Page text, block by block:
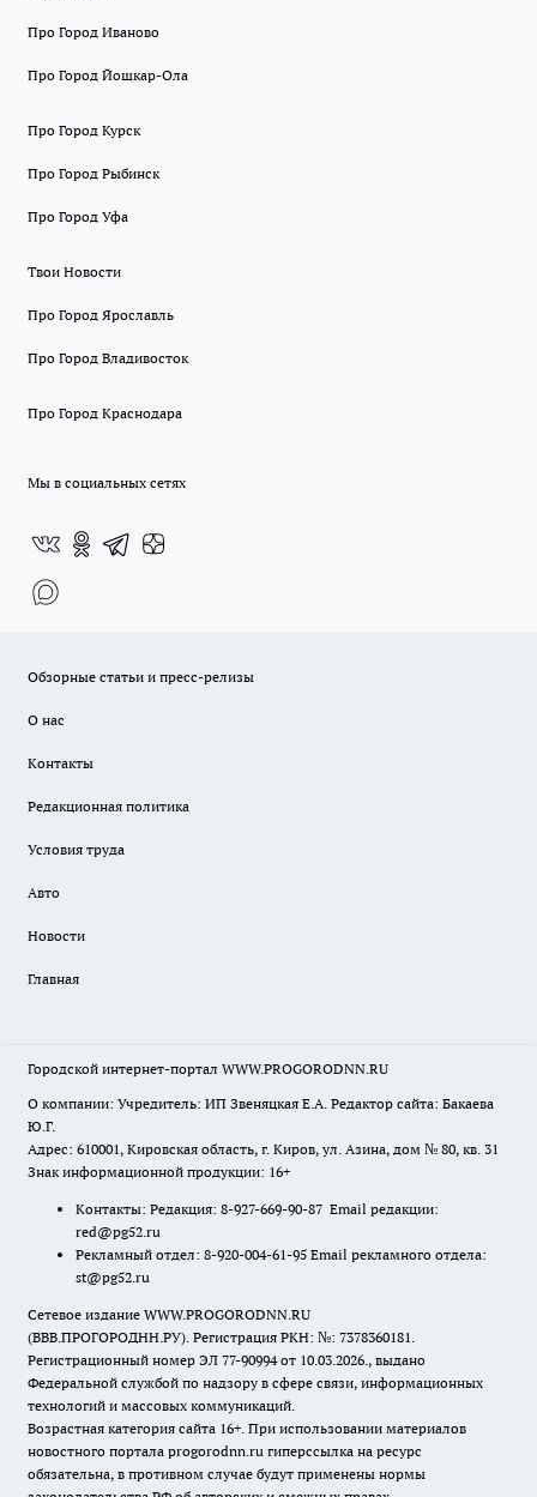
Про Город Иваново
Про Город Йошкар-Ола
Про Город Курск
Про Город Рыбинск
Про Город Уфа
Твои Новости
Про Город Ярославль
Про Город Владивосток
Про Город Краснодара
Мы в социальных сетях
Обзорные статьи и пресс-релизы
О нас
Контакты
Редакционная политика
Условия труда
Авто
Новости
Главная
Городской интернет-портал WWW.PROGORODNN.RU
О компании: Учредитель: ИП Звеняцкая Е.А. Редактор сайта: Бакаева
Ю.Г.
Адрес: 610001, Кировская область, г. Киров, ул. Азина, дом № 80, кв. 31
Знак информационной продукции: 16+
Контакты: Редакция: 8-927-669-90-87 Email редакции:
red@pg52.ru
Рекламный отдел: 8-920-004-61-95 Email рекламного отдела:
st@pg52.ru
Сетевое издание WWW.PROGORODNN.RU
(ВВВ.ПРОГОРОДНН.РУ). Регистрация РКН: №: 7378360181.
Регистрационный номер ЭЛ 77-90994 от 10.03.2026., выдано
Федеральной службой по надзору в сфере связи, информационных
технологий и массовых коммуникаций.
Возрастная категория сайта 16+. При использовании материалов
новостного портала progorodnn.ru гиперссылка на ресурс
обязательна, в противном случае будут применены нормы